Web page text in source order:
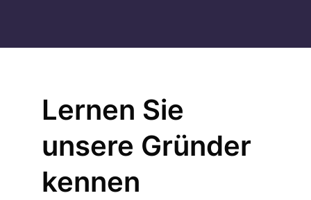
Lernen Sie
unsere Gründer
kennen